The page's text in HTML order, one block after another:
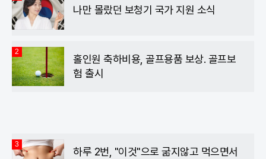
나만 몰랐던 보청기 국가 지원 소식
2
홀인원 축하비용, 골프용품 보상. 골프보
험 출시
3
하루 2번, "이것"으로 굶지않고 먹으면서